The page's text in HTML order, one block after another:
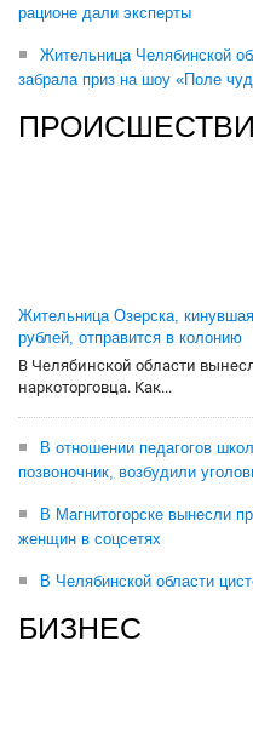
рационе дали эксперты
Жительница Челябинской
забрала приз на шоу «Поле
Жительница Озерска,
рублей, отправится в колонию
В Челябинской области
наркоторговца. Как...
В отношении педагогов
позвоночник, возбудили
В Магнитогорске вынесли
женщин в соцсетях
В Челябинской области
БИЗНЕС